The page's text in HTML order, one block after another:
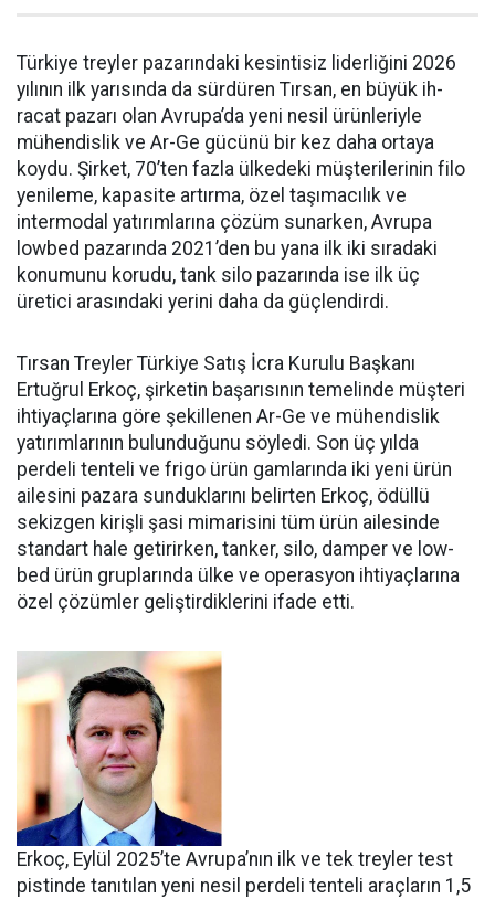
Türkiye treyler pazarın­daki kesintisiz liderliğini 2026
yılının ilk yarısında da sürdüren Tırsan, en büyük ih­
racat pazarı olan Avrupa’da yeni nesil ürünleriyle
mühendislik ve Ar-Ge gücünü bir kez daha orta­ya
koydu. Şirket, 70’ten fazla ül­kedeki müşterilerinin filo
yenile­me, kapasite artırma, özel taşıma­cılık ve
intermodal yatırımlarına çözüm sunarken, Avrupa
lowbed pazarında 2021’den bu yana ilk iki sıradaki
konumunu korudu, tank silo pazarında ise ilk üç
üretici arasındaki yerini daha da güçlen­dirdi.
Tırsan Treyler Türkiye Satış İcra Kurulu Başkanı
Ertuğrul Er­koç, şirketin başarısının teme­linde müşteri
ihtiyaçlarına göre şekillenen Ar-Ge ve mühendislik
yatırımlarının bulunduğunu söy­ledi. Son üç yılda
perdeli tenteli ve frigo ürün gamlarında iki yeni ürün
ailesini pazara sundukları­nı belirten Erkoç, ödüllü
sekizgen kirişli şasi mimarisini tüm ürün ailesinde
standart hale getirir­ken, tanker, silo, damper ve low­
bed ürün gruplarında ülke ve ope­rasyon ihtiyaçlarına
özel çözüm­ler geliştirdiklerini ifade etti.
Erkoç, Eylül 2025’te Avru­pa’nın ilk ve tek treyler test
pistin­de tanıtılan yeni nesil perdeli ten­teli araçların 1,5